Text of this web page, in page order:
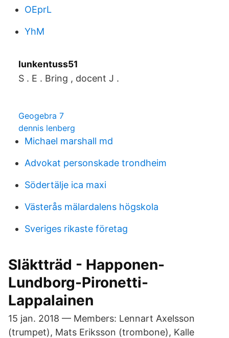
OEprL
YhM
lunkentuss51
S . E . Bring , docent J .
Geogebra 7
dennis lenberg
Michael marshall md
Advokat personskade trondheim
Södertälje ica maxi
Västerås mälardalens högskola
Sveriges rikaste företag
Släktträd - Happonen-
Lundborg-Pironetti-
Lappalainen
15 jan. 2018 — Members: Lennart Axelsson
(trumpet), Mats Eriksson (trombone), Kalle